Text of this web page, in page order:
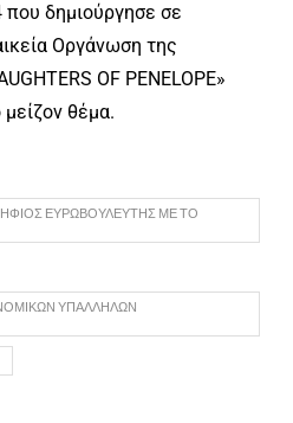
που δημιούργησε σε
Οργάνωση της
OF PENELOPE»
θέμα.
ΕΥΡΩΒΟΥΛΕΥΤΉΣ ΜΕ ΤΟ
ΥΠΑΛΛΉΛΩΝ